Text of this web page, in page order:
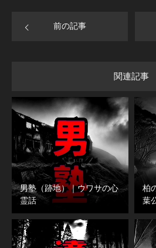
前の記事
関連記事
男塾（跡地）｜ウワサの心
霊話
柏
葉